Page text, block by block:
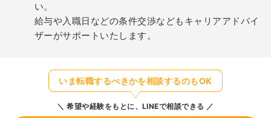
い。
給与や入職日などの条件交渉などもキャリアアドバイ
ザーがサポートいたします。
いま転職するべきかを相談するのもOK
希望や経験をもとに、LINEで相談できる